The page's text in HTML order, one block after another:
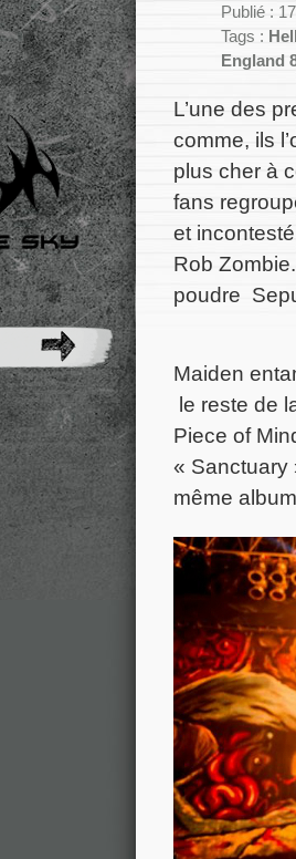
Publié :
Tags :
England
L’une des
comme, ils
plus cher à
fans
et
Rob
poudre
Maiden
le reste de
Piece of
« Sanctuary
même